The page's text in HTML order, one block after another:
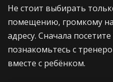
Не стоит выбирать
помещению, громкому
адресу. Сначала
познакомьтесь с
вместе с ребёнком.